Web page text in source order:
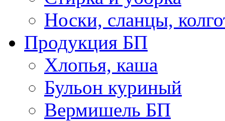
Носки, сланцы,
Продукция БП
Хлопья, каша
Бульон куриный
Вермишель БП